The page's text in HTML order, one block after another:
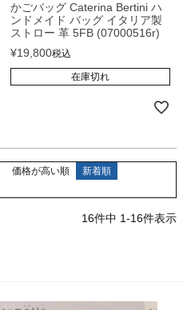
かごバッグ Caterina Bertini ハ
ンドメイド バッグ イタリア製
ストロー 革 5FB (07000516r)
¥19,800税込
在庫切れ
価格が高い順
新着順
16件中 1-16件表示